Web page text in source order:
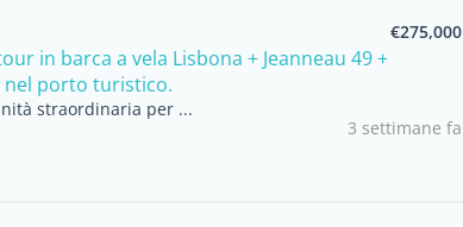
€275,000
in barca a vela Lisbona + Jeanneau 49 +
nel porto turistico.
straordinaria per ...
3 settimane fa